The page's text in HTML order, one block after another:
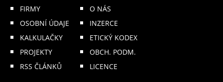
FIRMY
OSOBNÍ ÚDAJE
KALKULAČKY
PROJEKTY
RSS ČLÁNKŮ
O NÁS
INZERCE
ETICKÝ KODEX
OBCH. PODM.
LICENCE